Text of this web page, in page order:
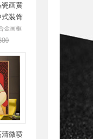
瓷画黄
式装饰
饰画
金画框
清微喷